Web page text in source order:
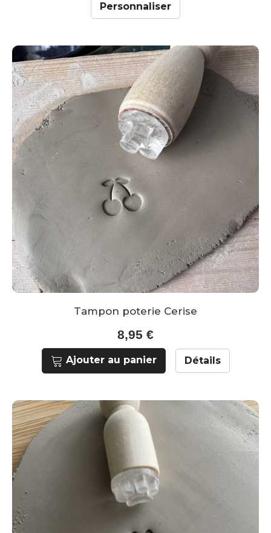
Personnaliser
Tampon poterie Cerise
8,95 €
Ajouter au panier Détails